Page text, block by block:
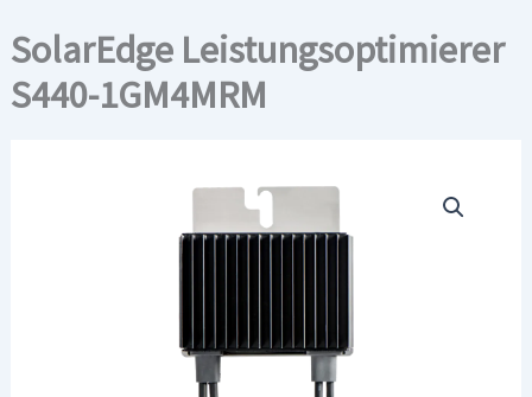
SolarEdge Leistungsoptimierer
S440-1GM4MRM